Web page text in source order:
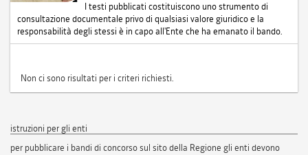
I testi pubblicati costituiscono uno strumento di
consultazione documentale privo di qualsiasi valore giuridico e la
responsabilità degli stessi è in capo all'Ente che ha emanato il bando.
Non ci sono risultati per i criteri richiesti.
istruzioni per gli enti
per pubblicare i bandi di concorso sul sito della Regione gli enti devono